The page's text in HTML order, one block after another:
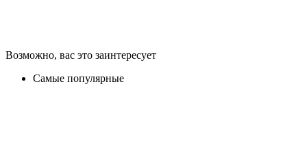
Возможно, вас это заинтересует
Самые популярные